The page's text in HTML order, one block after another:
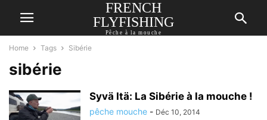
FRENCH
FLYFISHING
Pêche à la mouche
Home Tags Sibérie
sibérie
Syvä Itä: La Sibérie à la mouche !
pêche mouche - Déc 10, 2014